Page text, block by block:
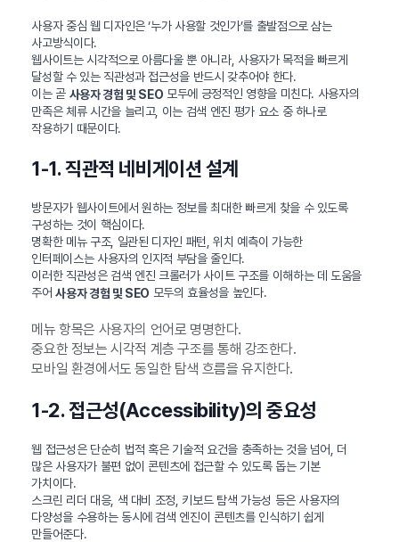
사용자 중심 웹 디자인은 ‘누가 사용할 것인가’를 출발점으로 삼는
사고방식이다.
웹사이트는 시각적으로 아름다울 뿐 아니라, 사용자가 목적을 빠르게
달성할 수 있는 직관성과 접근성을 반드시 갖추어야 한다.
이는 곧 사용자 경험 및 SEO 모두에 긍정적인 영향을 미친다. 사용자의
만족은 체류 시간을 늘리고, 이는 검색 엔진 평가 요소 중 하나로
작용하기 때문이다.
1-1. 직관적 네비게이션 설계
방문자가 웹사이트에서 원하는 정보를 최대한 빠르게 찾을 수 있도록
구성하는 것이 핵심이다.
명확한 메뉴 구조, 일관된 디자인 패턴, 위치 예측이 가능한
인터페이스는 사용자의 인지적 부담을 줄인다.
이러한 직관성은 검색 엔진 크롤러가 사이트 구조를 이해하는 데 도움을
주어사용자 경험 및 SEO 모두의 효율성을 높인다.
메뉴 항목은 사용자의 언어로 명명한다.
중요한 정보는 시각적 계층 구조를 통해 강조한다.
모바일 환경에서도 동일한 탐색 흐름을 유지한다.
1-2. 접근성(Accessibility)의 중요성
웹 접근성은 단순히 법적 혹은 기술적 요건을 충족하는 것을 넘어, 더
많은 사용자가 불편 없이 콘텐츠에 접근할 수 있도록 돕는 기본
가치이다.
스크린 리더 대응, 색 대비 조정, 키보드 탐색 가능성 등은 사용자의
다양성을 수용하는 동시에 검색 엔진이 콘텐츠를 인식하기 쉽게
만들어준다.